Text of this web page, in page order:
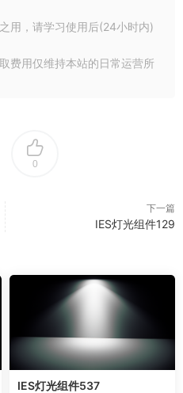
用，请学习使用后(24小时内)
费用仅维持本站的日常运营所
0
下一篇
IES灯光组件129
IES灯光组件537